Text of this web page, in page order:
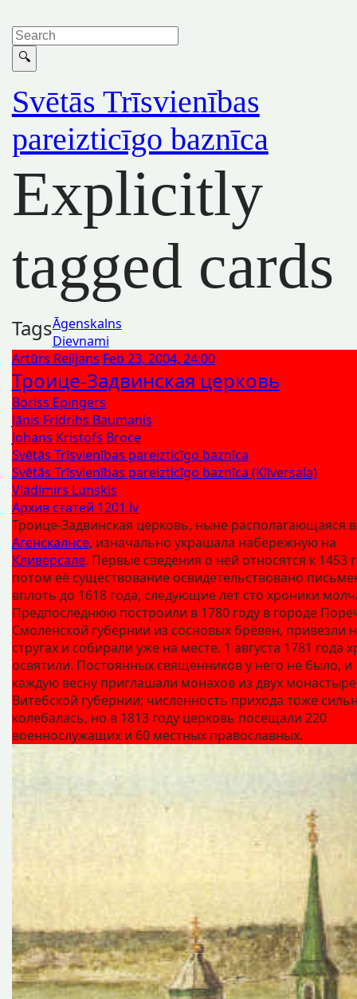
Svētās Trīsvienības
pareizticīgo baznīca
Explicitly
tagged cards
TagsĀgenskalns
Dievnami
Artūrs Reiljans Feb 23, 2004, 24:00
Троице-Задвинская церковь
Boriss Epingers
Jānis Fridrihs Baumanis
Johans Kristofs Broce
Svētās Trīsvienības pareizticīgo baznīca
Svētās Trīsvienības pareizticīgo baznīca (Klīversala)
Vladimirs Lunskis
Архив статей 1201.lv
Троице-Задвинская церковь, ныне располагающаяся в
Агенскалнсе, изначально украшала набережную на
Кливерсале. Первые сведения о ней относятся к 1453
потом её существование освидетельствовано
вплоть до 1618 года, следующие лет сто хроники
Предпоследнюю построили в 1780 году в городе
Смоленской губернии из сосновых брёвен, привезли
стругах и собирали уже на месте. 1 августа 1781 года
освятили. Постоянных священников у него не было, и
каждую весну приглашали монахов из двух
Витебской губернии; численность прихода тоже
колебалась, но в 1813 году церковь посещали 220
военнослужащих и 60 местных православных.